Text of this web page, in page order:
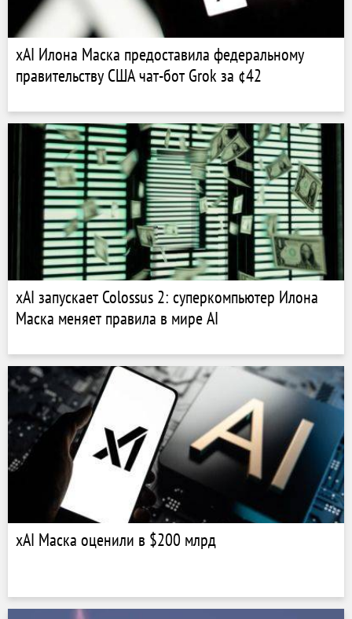
xAI Илона Маска предоставила федеральному
правительству США чат-бот Grok за ¢42
xAI запускает Colossus 2: суперкомпьютер Илона
Маска меняет правила в мире AI
xAI Маска оценили в $200 млрд